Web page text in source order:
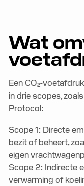
Wat
Een CO₂-
in drie scopes,
Protocol:
Scope 1: Directe
bezit of beheert,
eigen
Scope 2: Indirecte
verwarming of